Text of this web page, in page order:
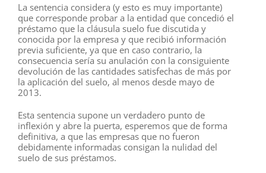
La sentencia considera (y esto es muy importante)
que corresponde probar a la entidad que concedió el
préstamo que la cláusula suelo fue discutida y
conocida por la empresa y que recibió información
previa suficiente, ya que en caso contrario, la
consecuencia sería su anulación con la consiguiente
devolución de las cantidades satisfechas de más por
la aplicación del suelo, al menos desde mayo de
2013.
Esta sentencia supone un verdadero punto de
inflexión y abre la puerta, esperemos que de forma
definitiva, a que las empresas que no fueron
debidamente informadas consigan la nulidad del
suelo de sus préstamos.